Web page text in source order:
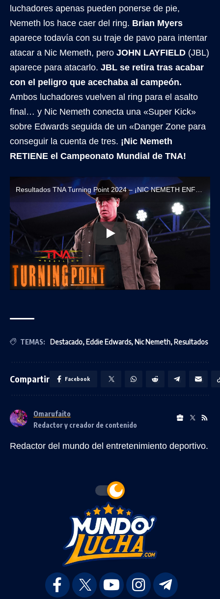
luchadores apenas pueden ponerse de pie,
Nemeth los hace caer del ring. Brian Myers
aparece todavía con su traje de pavo para intentar
atacar a Nic Memeth, pero JOHN LAYFIELD (JBL)
aparece para atacarlo. JBL se retira tras acabar
con el peligro que acechaba al campeón.
Ambos luchadores vuelven al ring para el asalto
final… y Nic Nemeth conecta una «Super Kick»
sobre Edwards seguida de un «Danger Zone para
conseguir la cuenta de tres. ¡Nic Nemeth
RETIENE el Campeonato Mundial de TNA!
TEMAS: Destacado, Eddie Edwards, Nic Nemeth,Resultados
Compartir Facebook
Omarufaito
Redactor y creador de contenido
Redactor del mundo del entretenimiento deportivo.